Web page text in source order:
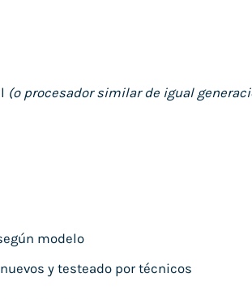
(o procesador similar de igual
modelo
y testeado por técnicos